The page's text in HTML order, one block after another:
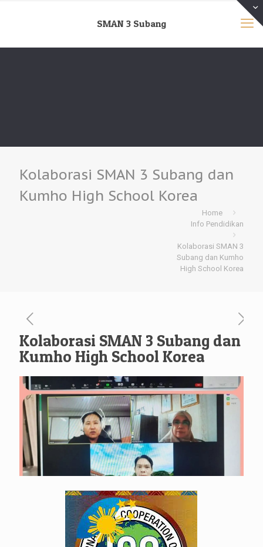
SMAN 3 Subang
Kolaborasi SMAN 3 Subang dan
Kumho High School Korea
Home
Info Pendidikan
Kolaborasi SMAN 3
Subang dan Kumho
High School Korea
Kolaborasi SMAN 3 Subang dan
Kumho High School Korea